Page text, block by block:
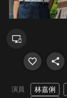
演員 林嘉俐